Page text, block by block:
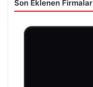
Son Eklenen Firmalar